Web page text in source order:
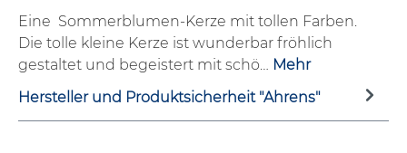
Eine Sommerblumen-Kerze mit tollen Farben.
Die tolle kleine Kerze ist wunderbar fröhlich
gestaltet und begeistert mit schö… Mehr
Hersteller und Produktsicherheit "Ahrens"